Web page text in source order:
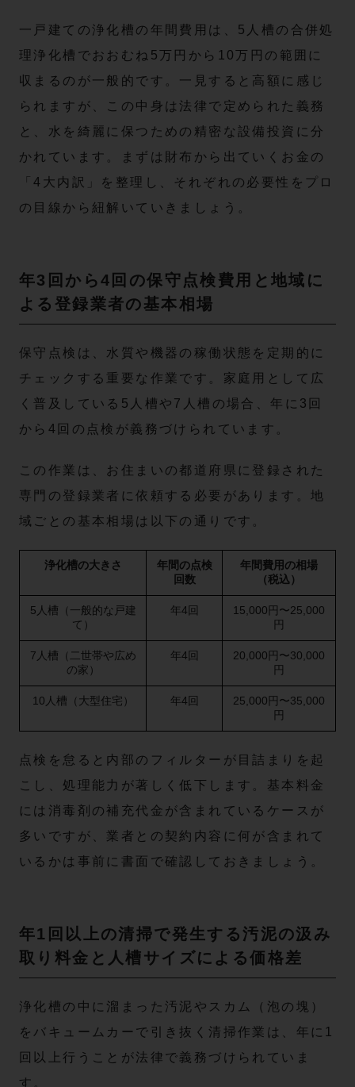
一戸建ての浄化槽の年間費用は、5人槽の合併処
理浄化槽でおおむね5万円から10万円の範囲に
収まるのが一般的です。一見すると高額に感じ
られますが、この中身は法律で定められた義務
と、水を綺麗に保つための精密な設備投資に分
かれています。まずは財布から出ていくお金の
「4大内訳」を整理し、それぞれの必要性をプロ
の目線から紐解いていきましょう。
年3回から4回の保守点検費用と地域に
よる登録業者の基本相場
保守点検は、水質や機器の稼働状態を定期的に
チェックする重要な作業です。家庭用として広
く普及している5人槽や7人槽の場合、年に3回
から4回の点検が義務づけられています。
この作業は、お住まいの都道府県に登録された
専門の登録業者に依頼する必要があります。地
域ごとの基本相場は以下の通りです。
浄化槽の大きさ
年間の点検
回数
年間費用の相場
（税込）
5人槽（一般的な戸建
て）
年4回
15,000円〜25,000
円
7人槽（二世帯や広め
の家）
年4回
20,000円〜30,000
円
10人槽（大型住宅） 年4回
25,000円〜35,000
円
点検を怠ると内部のフィルターが目詰まりを起
こし、処理能力が著しく低下します。基本料金
には消毒剤の補充代金が含まれているケースが
多いですが、業者との契約内容に何が含まれて
いるかは事前に書面で確認しておきましょう。
年1回以上の清掃で発生する汚泥の汲み
取り料金と人槽サイズによる価格差
浄化槽の中に溜まった汚泥やスカム（泡の塊）
をバキュームカーで引き抜く清掃作業は、年に1
回以上行うことが法律で義務づけられていま
す。